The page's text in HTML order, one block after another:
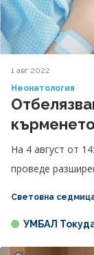
1 авг 2022
Неонатология
кърменето
На 4 август от
проведе
Световна
УМБАЛ